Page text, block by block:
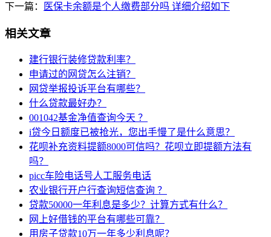
下一篇：
医保卡余额是个人缴费部分吗 详细介绍如下
相关文章
建行银行装修贷款利率？
申请过的网贷怎么注销？
网贷举报投诉平台有哪些？
什么贷款最好办？
001042基金净值查询今天 ？
i贷今日额度已被抢光，您出手慢了是什么意思？
花呗补充资料提额8000可信吗？花呗立即提额方法有
吗？
picc车险电话号人工服务电话
农业银行开户行查询短信查询 ？
贷款50000一年利息是多少？计算方式有什么？
网上好借钱的平台有哪些可靠？
用房子贷款10万一年多少利息呢？